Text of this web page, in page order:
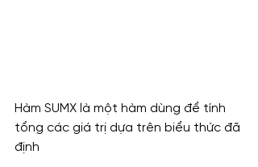
Hàm SUMX là một hàm dùng để tính
tổng các giá trị dựa trên biểu thức đã
định